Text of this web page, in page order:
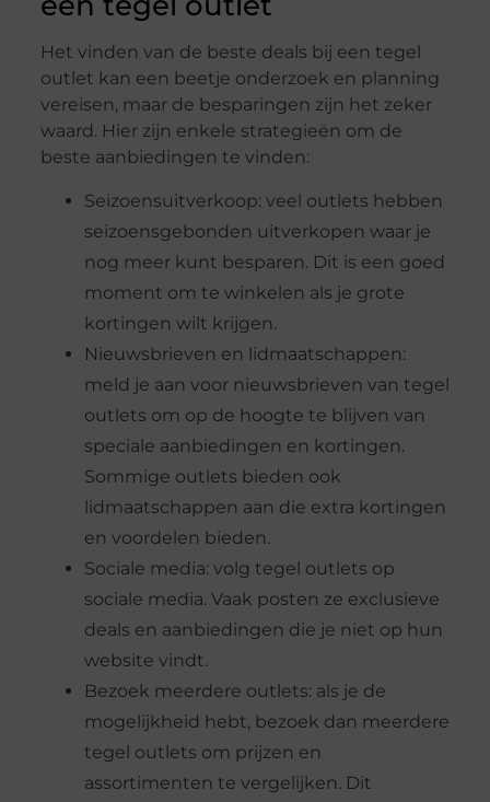
Het vinden van de beste deals bij een tegel
outlet kan een beetje onderzoek en planning
vereisen, maar de besparingen zijn het zeker
waard. Hier zijn enkele strategieën om de
beste aanbiedingen te vinden:
Seizoensuitverkoop: veel outlets hebben
seizoensgebonden uitverkopen waar je
nog meer kunt besparen. Dit is een goed
moment om te winkelen als je grote
kortingen wilt krijgen.
Nieuwsbrieven en lidmaatschappen:
meld je aan voor nieuwsbrieven van tegel
outlets om op de hoogte te blijven van
speciale aanbiedingen en kortingen.
Sommige outlets bieden ook
lidmaatschappen aan die extra kortingen
en voordelen bieden.
Sociale media: volg tegel outlets op
sociale media. Vaak posten ze exclusieve
deals en aanbiedingen die je niet op hun
website vindt.
Bezoek meerdere outlets: als je de
mogelijkheid hebt, bezoek dan meerdere
tegel outlets om prijzen en
assortimenten te vergelijken. Dit